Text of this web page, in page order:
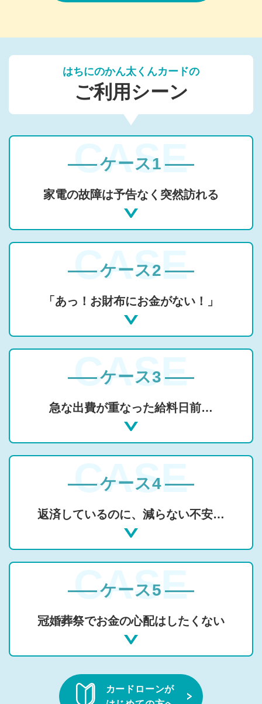
はちにのかん太くんカードの
ご利用シーン
ケース1
家電の故障は予告なく突然訪れる
ケース2
「あっ！お財布にお金がない！」
ケース3
急な出費が重なった給料日前…
ケース4
返済しているのに、減らない不安…
ケース5
冠婚葬祭でお金の心配はしたくない
カードローンが